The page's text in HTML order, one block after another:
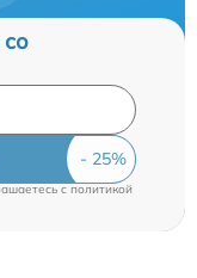
cполитикой